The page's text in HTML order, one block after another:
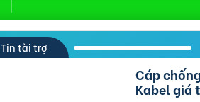
Tin tài trợ
Cáp chống cháy, chống nhiễu 2×1.5mm2 – Cáp Altek
Kabel giá